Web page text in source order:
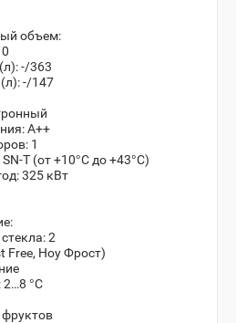
объем:
-/363
-/147
A++
1
T (от +10°С до +43°С)
325 кВт
2
Free, Ноу Фрост)
2…8 °С